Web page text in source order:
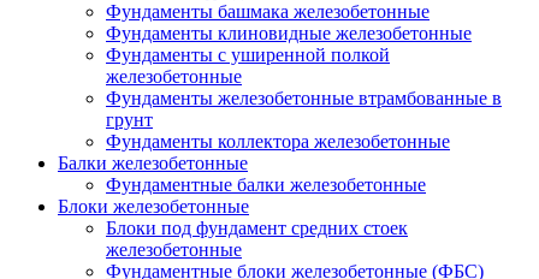
Фундаменты башмака железобетонные
Фундаменты клиновидные железобетонные
Фундаменты с уширенной полкой
железобетонные
Фундаменты железобетонные втрамбованные в
грунт
Фундаменты коллектора железобетонные
Балки железобетонные
Фундаментные балки железобетонные
Блоки железобетонные
Блоки под фундамент средних стоек
железобетонные
Фундаментные блоки железобетонные (ФБС)